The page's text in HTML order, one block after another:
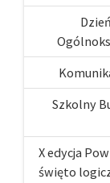
Szkolny
X edycja
święto